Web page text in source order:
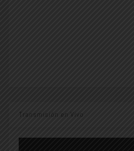
Transmisión en Vivo